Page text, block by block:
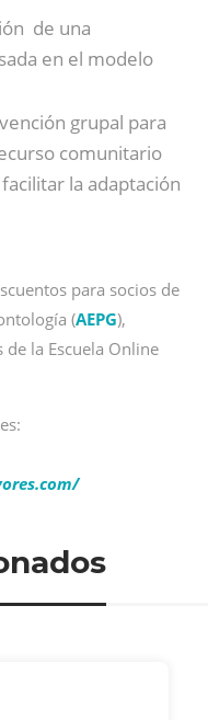
de una
en el modelo
grupal para
comunitario
la adaptación
para socios de
(AEPG),
la Escuela Online